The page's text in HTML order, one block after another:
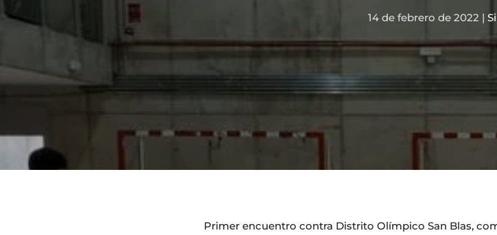
14 de febrero de 2022 |
Primer encuentro contra Distrito Olímpico San Blas,